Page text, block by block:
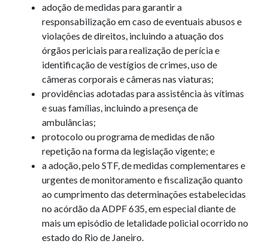
adoção de medidas para garantir a
responsabilização em caso de eventuais abusos e
violações de direitos, incluindo a atuação dos
órgãos periciais para realização de perícia e
identificação de vestígios de crimes, uso de
câmeras corporais e câmeras nas viaturas;
providências adotadas para assistência às vítimas
e suas famílias, incluindo a presença de
ambulâncias;
protocolo ou programa de medidas de não
repetição na forma da legislação vigente; e
a adoção, pelo STF, de medidas complementares e
urgentes de monitoramento e fiscalização quanto
ao cumprimento das determinações estabelecidas
no acórdão da ADPF 635, em especial diante de
mais um episódio de letalidade policial ocorrido no
estado do Rio de Janeiro.